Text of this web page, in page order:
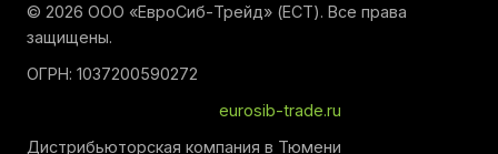
© 2026 ООО «ЕвроСиб-Трейд» (ЕСТ). Все права
защищены.
ОГРН: 1037200590272
eurosib-trade.ru
Дистрибьюторская компания в Тюмени